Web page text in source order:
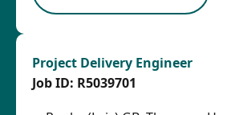
Project Delivery Engineer
R5039701